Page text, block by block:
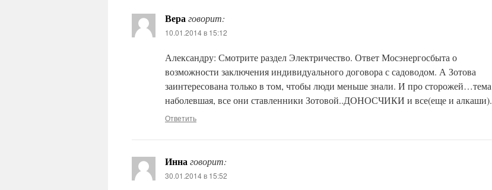
Вераговорит:
10.01.2014 в 15:12
Александру: Смотрите раздел Электричество. Ответ Мосэнергосбыта о
возможности заключения индивидуального договора с садоводом. А Зотова
заинтересована только в том, чтобы люди меньше знали. И про сторожей…тема
наболевшая, все они ставленники Зотовой..ДОНОСЧИКИ и все(еще и алкаши).
Ответить
Иннаговорит:
30.01.2014 в 15:52